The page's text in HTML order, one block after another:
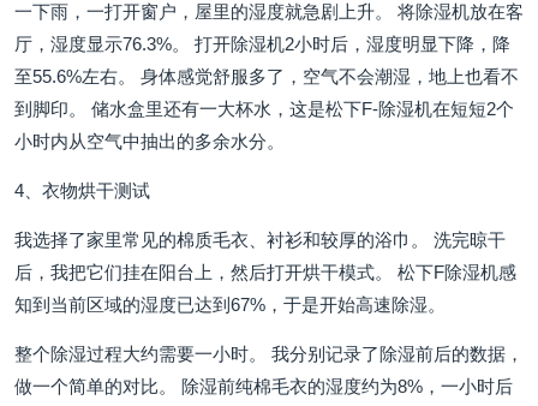
一下雨，一打开窗户，屋里的湿度就急剧上升。 将除湿机放在客
厅，湿度显示76.3%。 打开除湿机2小时后，湿度明显下降，降
至55.6%左右。 身体感觉舒服多了，空气不会潮湿，地上也看不
到脚印。 储水盒里还有一大杯水，这是松下F-除湿机在短短2个
小时内从空气中抽出的多余水分。
4、衣物烘干测试
我选择了家里常见的棉质毛衣、衬衫和较厚的浴巾。 洗完晾干
后，我把它们挂在阳台上，然后打开烘干模式。 松下F除湿机感
知到当前区域的湿度已达到67%，于是开始高速除湿。
整个除湿过程大约需要一小时。 我分别记录了除湿前后的数据，
做一个简单的对比。 除湿前纯棉毛衣的湿度约为8%，一小时后